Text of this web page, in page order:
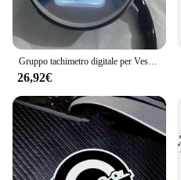
26,92€